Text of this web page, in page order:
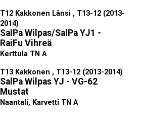
T12 Kakkonen Länsi , T13-12 (2013-
2014)
SalPa Wilpas/SalPa YJ1 -
RaiFu Vihreä
Kerttula TN A
T13 Kakkonen , T13-12 (2013-2014)
SalPa Wilpas YJ - VG-62
Mustat
Naantali, Karvetti TN A